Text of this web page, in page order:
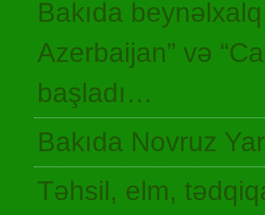
Bakıda
Azerbaijan” və
başladı…
Bakıda Novruz
Təhsil, elm,